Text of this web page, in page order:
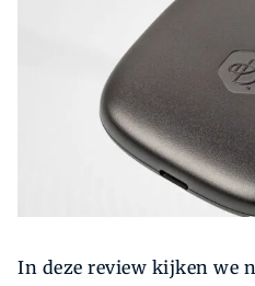
In deze review kijken we